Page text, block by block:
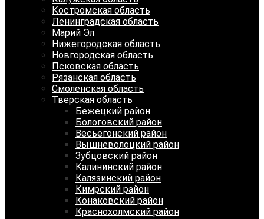
Костромская область
Ленинградская область
Марий Эл
Нижегородская область
Новгородская область
Псковская область
Рязанская область
Смоленская область
Тверская область
Бежецкий район
Бологовский район
Весьегонский район
Вышневолоцкий район
Зубцовский район
Калининский район
Калязинский район
Кимрский район
Конаковский район
Краснохолмский район